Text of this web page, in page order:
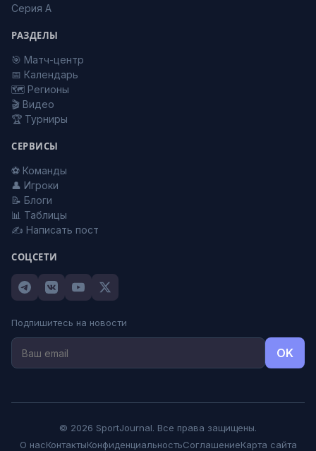
Серия А
РАЗДЕЛЫ
🎯 Матч-центр
📅 Календарь
🗺️ Регионы
🎬 Видео
🏆 Турниры
СЕРВИСЫ
⚽ Команды
👤 Игроки
📝 Блоги
📊 Таблицы
✍️ Написать пост
СОЦСЕТИ
Подпишитесь на новости
OK
© 2026 SportJournal. Все права защищены.
О насКонтактыКонфиденциальностьСоглашениеКарта сайта